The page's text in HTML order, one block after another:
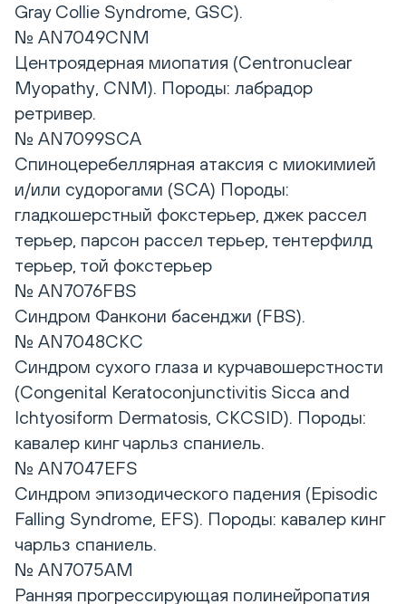
Gray Collie Syndrome, GSC).
№ AN7049CNM
Центроядерная миопатия (Centronuclear
Myopathy, CNM). Породы: лабрадор
ретривер.
№ AN7099SCA
Спиноцеребеллярная атаксия с миокимией
и/или судорогами (SCA) Породы:
гладкошерстный фокстерьер, джек рассел
терьер, парсон рассел терьер, тентерфилд
терьер, той фокстерьер
№ AN7076FBS
Синдром Фанкони басенджи (FBS).
№ AN7048CKC
Синдром сухого глаза и курчавошерстности
(Congenital Keratoconjunctivitis Sicca and
Ichtyosiform Dermatosis, CKCSID). Породы:
кавалер кинг чарльз спаниель.
№ AN7047EFS
Синдром эпизодического падения (Episodic
Falling Syndrome, EFS). Породы: кавалер кинг
чарльз спаниель.
№ AN7075AM
Ранняя прогрессирующая полинейропатия